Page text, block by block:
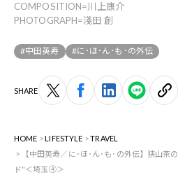
COMPOSITION=川上康介
PHOTOGRAPH=淺田 創
#中田英寿 #に･ほ･ん･も･の外伝
SHARE
HOME LIFESTYLE
TRAVEL
【中田英寿／に･ほ･ん･も･の外伝】狭山茶
ド"＜埼玉④＞